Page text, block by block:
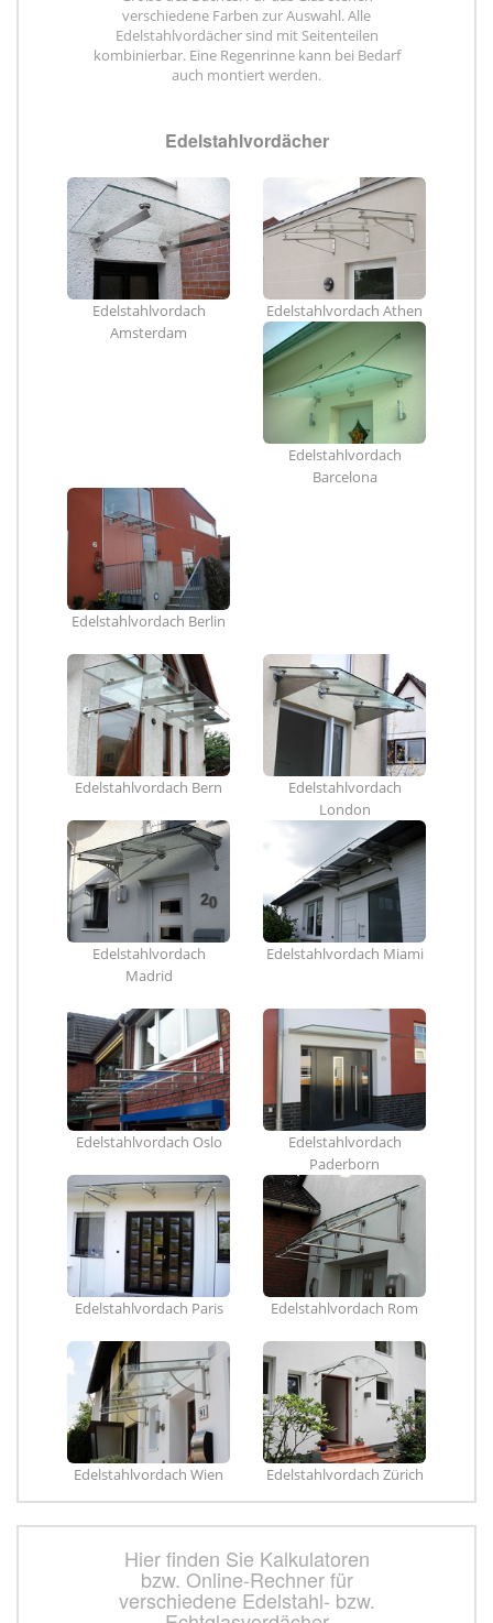
verschiedene Farben zur Auswahl. Alle
Edelstahlvordächer sind mit Seitenteilen
kombinierbar. Eine Regenrinne kann bei Bedarf
auch montiert werden.
Edelstahlvordächer
Edelstahlvordach
Amsterdam
Edelstahlvordach Athen
Edelstahlvordach
Barcelona
Edelstahlvordach Berlin
Edelstahlvordach Bern
Edelstahlvordach
London
Edelstahlvordach
Madrid
Edelstahlvordach Miami
Edelstahlvordach Oslo
Edelstahlvordach
Paderborn
Edelstahlvordach Paris Edelstahlvordach Rom
Edelstahlvordach Wien Edelstahlvordach Zürich
Hier finden Sie Kalkulatoren
bzw. Online-Rechner für
verschiedene Edelstahl- bzw.